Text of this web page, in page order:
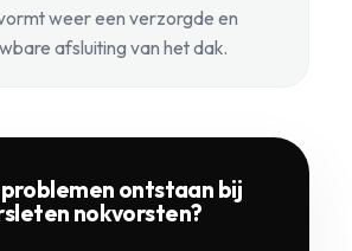
weer een verzorgde en
afsluiting van het dak.
ontstaan bij
nokvorsten?